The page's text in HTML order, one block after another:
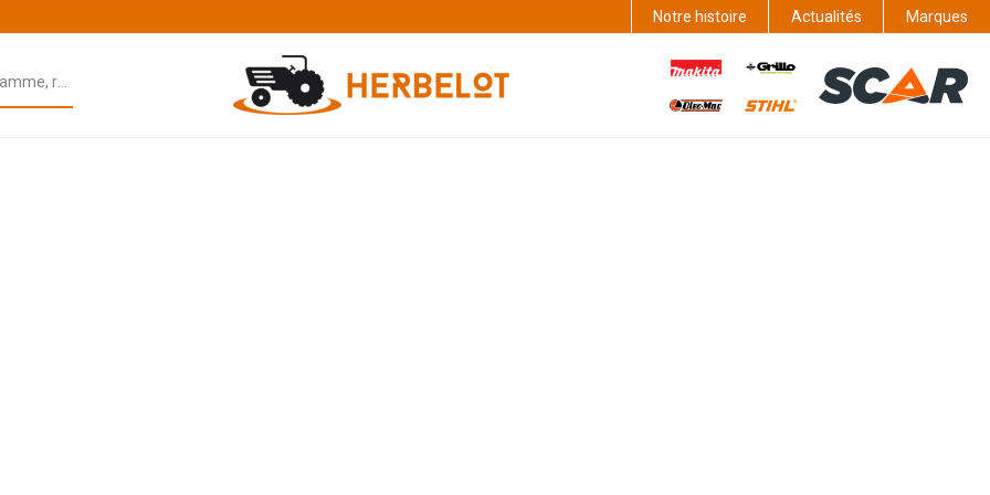
Notre histoire Actualités Marques